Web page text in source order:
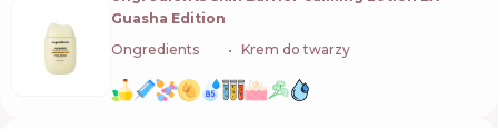
Guasha Edition
Ongredients
Krem do twarzy